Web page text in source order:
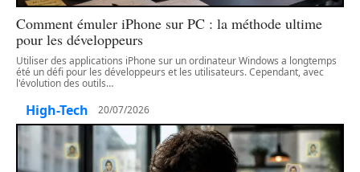
Comment émuler iPhone sur PC : la méthode ultime
pour les développeurs
Utiliser des applications iPhone sur un ordinateur Windows a longtemps
été un défi pour les développeurs et les utilisateurs. Cependant, avec
l'évolution des outils…
High-Tech 20/07/2026